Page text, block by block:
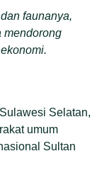
faunanya,
mendorong
Selatan,
umum
Sultan